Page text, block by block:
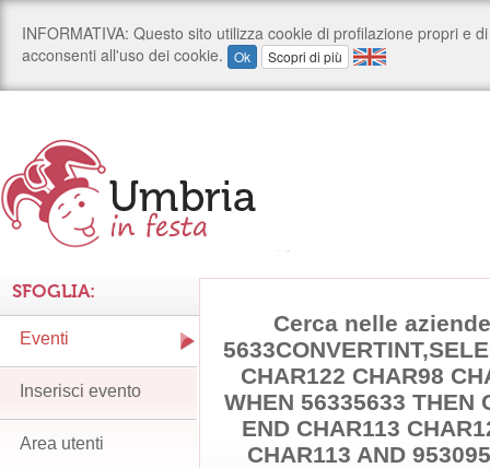
Cerca nelle
CHAR122 CHAR98
WHEN 56335633 THEN
END CHAR113
CHAR113 AND
SFOGLIA:
Eventi
Inserisci evento
Area utenti